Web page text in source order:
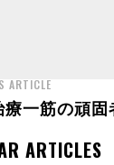
ARTICLE
療一筋の頑固
ARTICLES